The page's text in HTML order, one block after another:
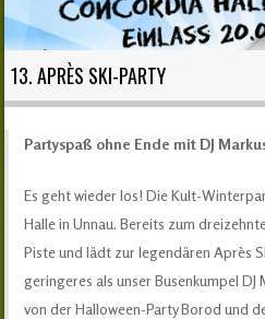
13. APRÈS SKI-PARTY
Partyspaß ohne Ende mit DJ
Es geht wieder los! Die Kult-
Halle in Unnau. Bereits zum
Piste und lädt zur legendären Après
geringeres als unser Busenkumpel
von der Halloween-Party Borod und